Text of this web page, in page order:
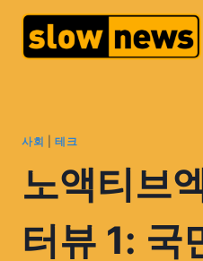
사회 테크
노액티브
터뷰 1: 국